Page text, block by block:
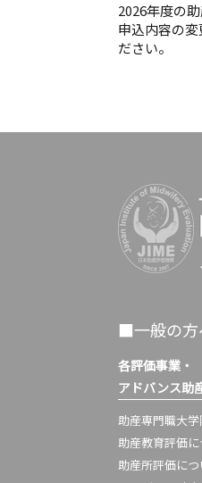
2026年度の
申込内容の変
ださい。
■一般の方
各評価事業・
アドバンス助
助産専門職大
助産教育評価
助産所評価につ